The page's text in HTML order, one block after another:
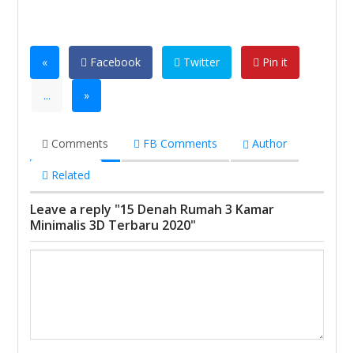
« Facebook Twitter Pin it
... »
Comments FB Comments Author
Related
Leave a reply "15 Denah Rumah 3 Kamar
Minimalis 3D Terbaru 2020"